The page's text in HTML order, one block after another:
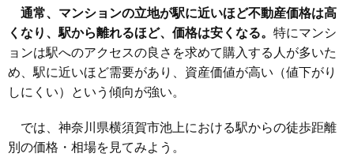
相場 2,320万円～2,520万円
(31.8万円/㎡~34.5万円/㎡)
マンションナビで
無料一括査定をする
住所 神奈川県横須賀市池田町3丁目
41 津久井 108万円 1,950万円 94.8%
42 長瀬 108万円 1,721万円 71.2%
43 105万円 2,205万円
金谷
46 ハイランド 89万円 1,284万円 67.0%
47 長坂 86万円
通常、マンションの立地が駅に近いほど不動産価格は高
くなり、駅から離れるほど、価格は安くなる。 特にマンシ
ョンは駅へのアクセスの良さを求めて購入する人が多いた
め、駅に近いほど需要があり、資産価値が高い（値下がり
しにくい）という傾向が強い。
では、神奈川県横須賀市池上における駅からの徒歩距離
別の価格・相場を見てみよう。